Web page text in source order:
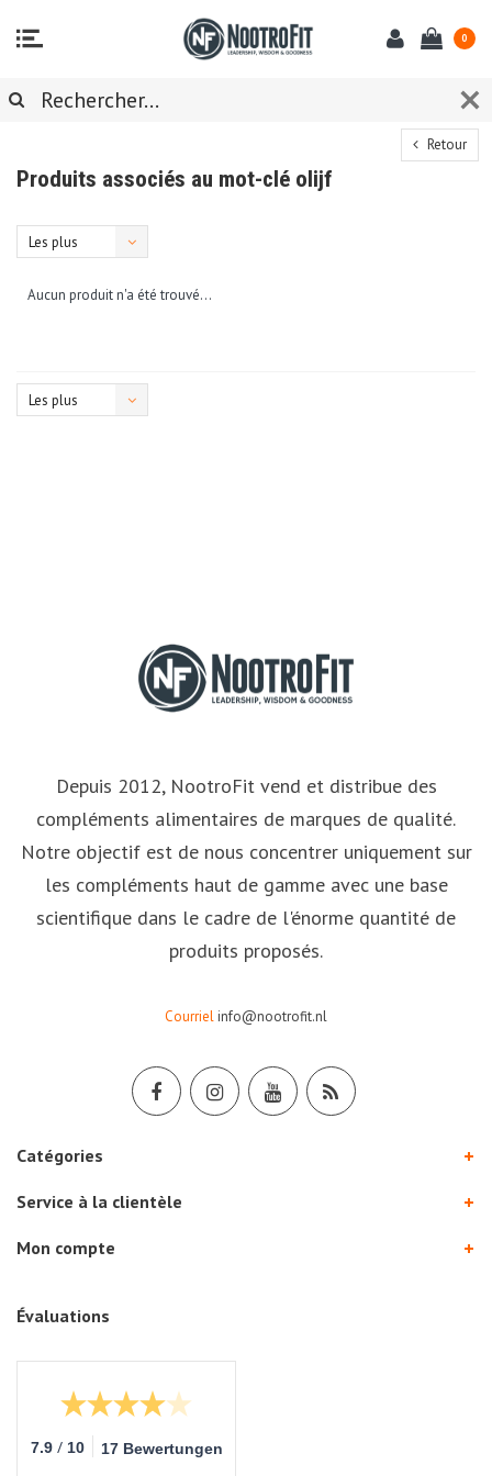
0
Retour
Produits associés au mot-clé olijf
Les plus
Aucun produit n'a été trouvé...
Les plus
Depuis 2012, NootroFit vend et distribue des
compléments alimentaires de marques de qualité.
Notre objectif est de nous concentrer uniquement sur
les compléments haut de gamme avec une base
scientifique dans le cadre de l'énorme quantité de
produits proposés.
Courrielinfo@nootrofit.nl
Catégories
Service à la clientèle
Mon compte
Évaluations
7.9 / 10 17 Bewertungen